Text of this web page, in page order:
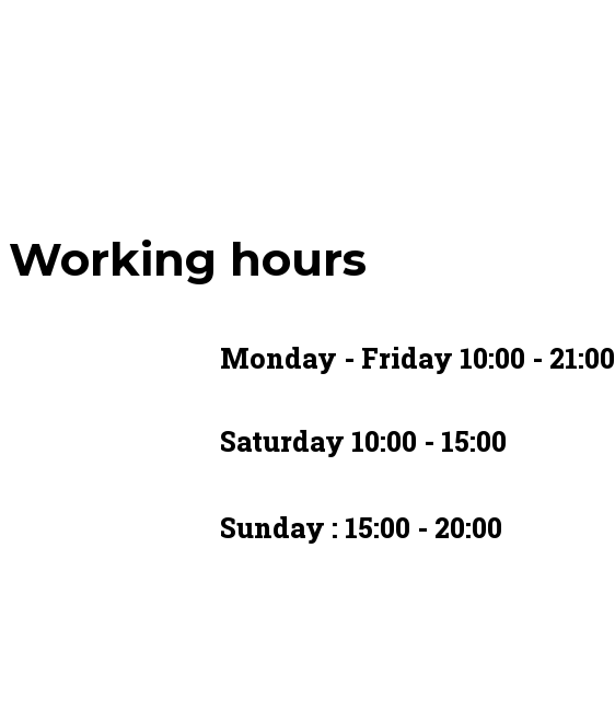
Working hours
Monday - Friday 10:00 - 21:00
Saturday 10:00 - 15:00
Sunday : 15:00 - 20:00